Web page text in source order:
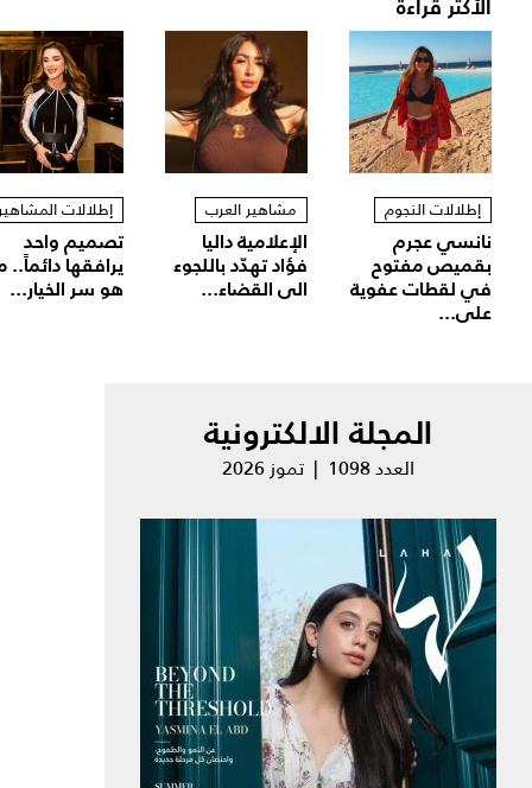
إطلالات النجوم
نانسي عجرم
بقميص مفتوح
في لقطات عفوية
على...
مشاهير العرب
الإعلامية داليا
فؤاد تهدّد باللجوء
الى القضاء...
إطلالات
تصميم واحد
يرافقها دائماً..
هو سر الخيار...
المجلة الالكترونية
العدد 1098 | تموز 2026